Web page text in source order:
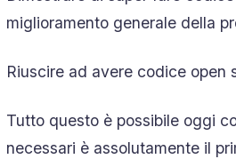
miglioramento generale della
Riuscire ad avere codice open
Tutto questo è possibile oggi
necessari è assolutamente il